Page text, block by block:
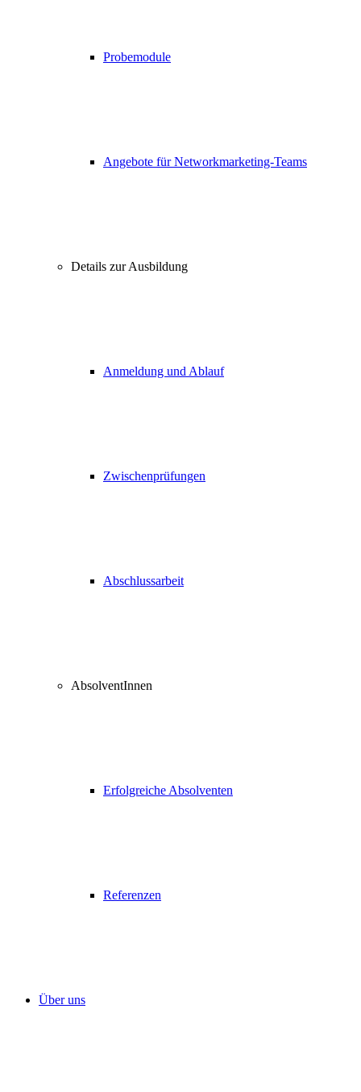
Probemodule
Angebote für Networkmarketing-Teams
Details zur Ausbildung
Anmeldung und Ablauf
Zwischenprüfungen
Abschlussarbeit
AbsolventInnen
Erfolgreiche Absolventen
Referenzen
Über uns